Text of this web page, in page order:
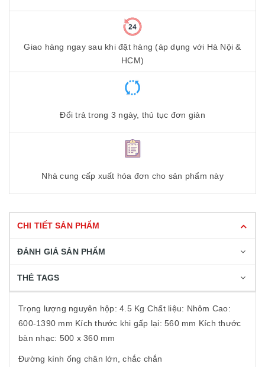
Giao hàng ngay sau khi đặt hàng (áp dụng với Hà Nội &
HCM)
Đổi trả trong 3 ngày, thủ tục đơn giản
Nhà cung cấp xuất hóa đơn cho sản phẩm này
CHI TIẾT SẢN PHẨM
ĐÁNH GIÁ SẢN PHẨM
THẺ TAGS
Trọng lượng nguyên hộp: 4.5 Kg Chất liệu: Nhôm Cao:
600-1390 mm Kích thước khi gấp lại: 560 mm Kích thước
bàn nhạc: 500 x 360 mm
Đường kính ống chân lớn, chắc chắn